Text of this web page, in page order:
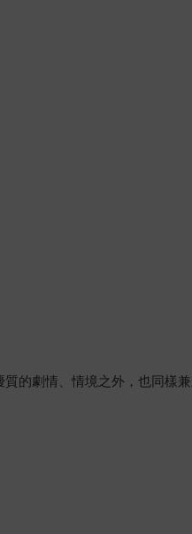
的劇情、情境之外，也同樣